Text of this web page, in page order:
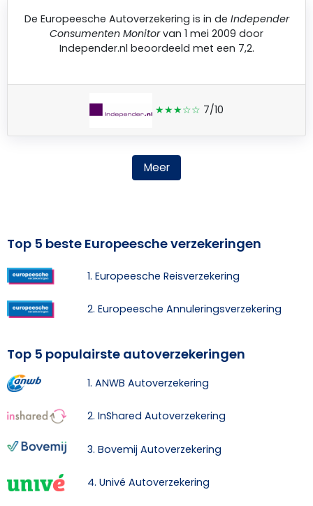
De Europeesche Autoverzekering is in de Independer
Consumenten Monitorvan 1 mei 2009 door
Independer.nl beoordeeld met een 7,2.
★★★☆☆ 7/10
Meer
Top 5 beste Europeesche verzekeringen
1. Europeesche Reisverzekering
2. Europeesche Annuleringsverzekering
Top 5 populairste autoverzekeringen
1. ANWB Autoverzekering
2. InShared Autoverzekering
3. Bovemij Autoverzekering
4. Univé Autoverzekering